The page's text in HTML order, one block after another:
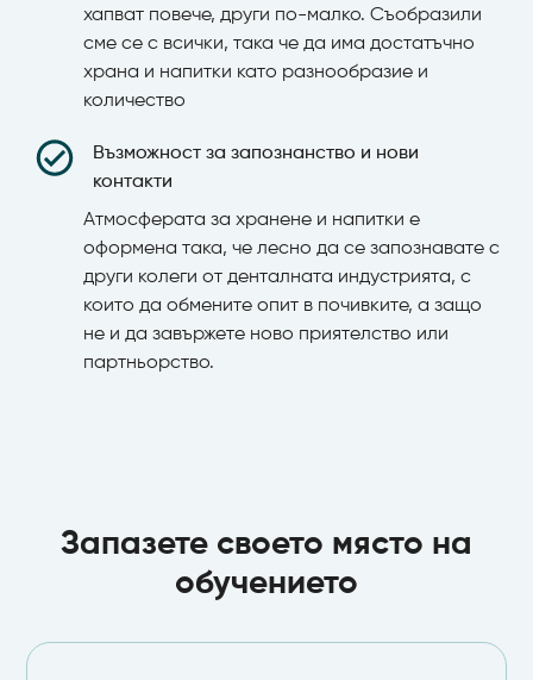
хапват повече, други по-малко. Съобразили
сме се с всички, така че да има достатъчно
храна и напитки като разнообразие и
количество
Възможност за запознанство и нови
контакти
Атмосферата за хранене и напитки е
оформена така, че лесно да се запознавате с
други колеги от денталната индустрията, с
които да обмените опит в почивките, а защо
не и да завържете ново приятелство или
партньорство.
Запазете своето място на
обучението